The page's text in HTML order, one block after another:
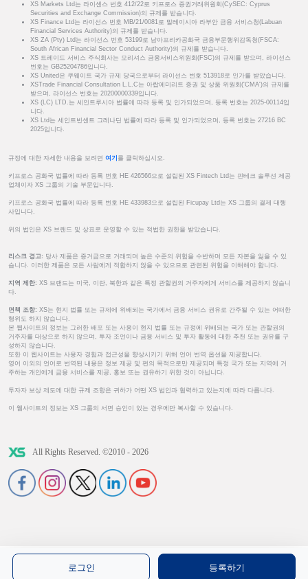
XS Markets Ltd는 라이센스 번호 412/22로 키프로스 증권거래위원회(CySEC: Cyprus
Securities and Exchange Commission)의 규제를 받습니다.
XS Finance Ltd는 라이선스 번호 MB/21/0081로 말레이시아 라부안 금융 서비스청(Labuan
Financial Services Authority)의 규제를 받습니다.
XS ZA (Pty) Ltd는 라이선스 번호 53199로 남아프리카공화국 금융부문행위감독청(FSCA:
South African Financial Sector Conduct Authority)의 규제를 받습니다.
XS 트레이드 서비스 주식회사는 모리셔스 금융서비스위원회(FSC)의 규제를 받으며, 라이선스
번호는 GB25204786입니다.
XS United은 쿠웨이트 국가 규제 당국으로부터 라이선스 번호 513918로 인가를 받았습니다.
XSTrade Financial Consultation L.L.C는 아랍에미리트 증권 및 상품 위원회('CMA')의 규제를
받으며, 라이선스 번호는 20200000339입니다.
XS (LC) LTD.는 세인트루시아 법률에 따라 등록 및 인가되었으며, 등록 번호는 2025-00114입
니다.
XS Ltd는 세인트빈센트 그레나딘 법률에 따라 등록 및 인가되었으며, 등록 번호는 27216 BC
2025입니다.
규정에 대한 자세한 내용을 보려면 여기 를 클릭하십시오.
키프로스 공화국 법률에 따라 등록 번호 HE 426566으로 설립된 XS Fintech Ltd는 핀테크 솔루션 제공
업체이자 XS 그룹의 기술 부문입니다.
키프로스 공화국 법률에 따라 등록 번호 HE 433983으로 설립된 Ficupay Ltd는 XS 그룹의 결제 대행
사입니다.
위의 법인은 XS 브랜드 및 상표로 운영할 수 있는 적법한 권한을 받았습니다.
리스크 경고: 당사 제품은 증거금으로 거래되며 높은 수준의 위험을 수반하며 모든 자본을 잃을 수 있
습니다. 이러한 제품은 모든 사람에게 적합하지 않을 수 있으므로 관련된 위험을 이해해야 합니다.
지역 제한: XS 브랜드는 미국, 이란, 북한과 같은 특정 관할권의 거주자에게 서비스를 제공하지 않습니
다.
면책 조항: XS는 현지 법률 또는 규제에 위배되는 국가에서 금융 서비스 권유로 간주될 수 있는 어떠한
행위도 하지 않습니다.
본 웹사이트의 정보는 그러한 배포 또는 사용이 현지 법률 또는 규정에 위배되는 국가 또는 관할권의
거주자를 대상으로 하지 않으며, 투자 조언이나 금융 서비스 및 투자 활동에 대한 추천 또는 권유를 구
성하지 않습니다.
또한 이 웹사이트는 사용자 경험과 접근성을 향상시키기 위해 언어 번역 옵션을 제공합니다.
영어 이외의 언어로 번역된 내용은 정보 제공 및 편의 목적으로만 제공되며 특정 국가 또는 지역에 거
주하는 개인에게 금융 서비스를 제공, 홍보 또는 권유하기 위한 것이 아닙니다.
투자자 보상 제도에 대한 규제 조항은 귀하가 어떤 XS 법인과 협력하고 있는지에 따라 다릅니다.
이 웹사이트의 정보는 XS 그룹의 서면 승인이 있는 경우에만 복사할 수 있습니다.
All Rights Reserved. ©2010 - 2026
로그인 등록하기